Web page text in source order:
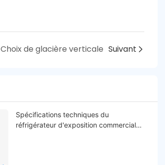
Choix de glacière verticale Suivant
Spécifications techniques du
réfrigérateur d'exposition commercial